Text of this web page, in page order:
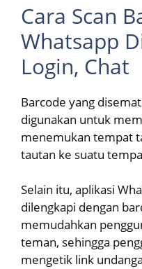
Cara Scan
Whatsapp
Login, Chat
Barcode yang
digunakan untuk
menemukan tempat
tautan ke suatu
Selain itu, aplikasi
dilengkapi dengan
memudahkan
teman, sehingga
mengetik link